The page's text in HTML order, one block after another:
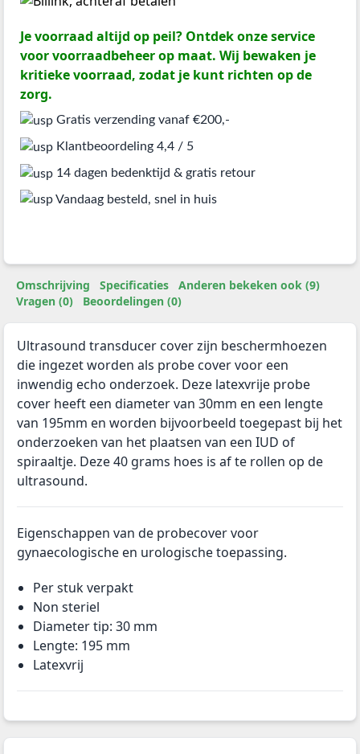
Je voorraad altijd op peil? Ontdek onze service
voor voorraadbeheer op maat. Wij bewaken je
kritieke voorraad, zodat je kunt richten op de
zorg.
Gratis verzending vanaf €200,-
Klantbeoordeling 4,4 / 5
14 dagen bedenktijd & gratis retour
Vandaag besteld, snel in huis
Omschrijving Specificaties
Anderen bekeken ook (9)
Vragen (0)
Beoordelingen (0)
Ultrasound transducer cover zijn beschermhoezen
die ingezet worden als probe cover voor een
inwendig echo onderzoek. Deze latexvrije probe
cover heeft een diameter van 30mm en een lengte
van 195mm en worden bijvoorbeeld toegepast bij het
onderzoeken van het plaatsen van een IUD of
spiraaltje. Deze 40 grams hoes is af te rollen op de
ultrasound.
Eigenschappen van de probecover voor
gynaecologische en urologische toepassing.
Per stuk verpakt
Non steriel
Diameter tip: 30 mm
Lengte: 195 mm
Latexvrij